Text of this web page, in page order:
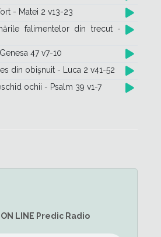
- Matei 2 v13-23
falimentelor din trecut -
47 v7-10
din obişnuit - Luca 2 v41-52
ochii - Psalm 39 v1-7
ON LINE Predic Radio